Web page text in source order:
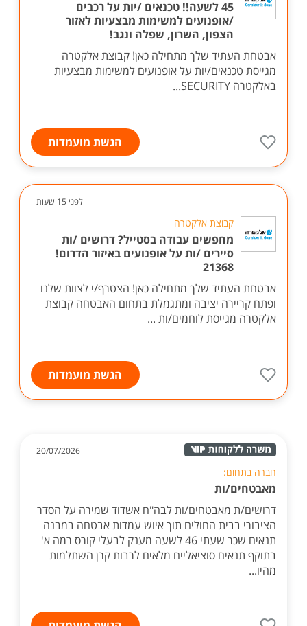
45 לשעה!! טכנאים /יות על רכבים
/אופנועים למשימות מבצעיות לאזור
הצפון, השרון, שפלה ונגב!
אבטחת העתיד שלך מתחילה כאן! קבוצת אלקטרה
מגייסת טכנאים/יות על אופנועים למשימות מבצעיות
באלקטרה SECURITY...
הגשת מועמדות
לפני 15 שעות
קבוצת אלקטרה
מחפשים עבודה בסטייל? דרושים /ות
סיירים /ות על אופנועים באיזור הדרום!
21368
אבטחת העתיד שלך מתחילה כאן! הצטרף/י לצוות שלנו
ופתח קריירה יציבה ומתגמלת בתחום האבטחה קבוצת
אלקטרה מגייסת לוחמים/ות ...
הגשת מועמדות
20/07/2026
חברה בתחום:
מאבטחים/ות
דרושים/ת מאבטחים/ות לבה"ח אשדוד שמירה על הסדר
הציבורי בבית החולים תוך איוש עמדות אבטחה במבנה
תנאים שכר שעתי 46 לשעה מענק לבעלי קורס רמה א'
בתוקף תנאים סוציאליים מלאים לרבות קרן השתלמות
מהיו...